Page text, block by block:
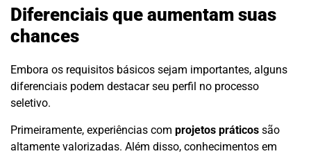
Diferenciais que aumentam suas
chances
Embora os requisitos básicos sejam importantes, alguns
diferenciais podem destacar seu perfil no processo
seletivo.
Primeiramente, experiências com projetos práticos são
altamente valorizadas. Além disso, conhecimentos em